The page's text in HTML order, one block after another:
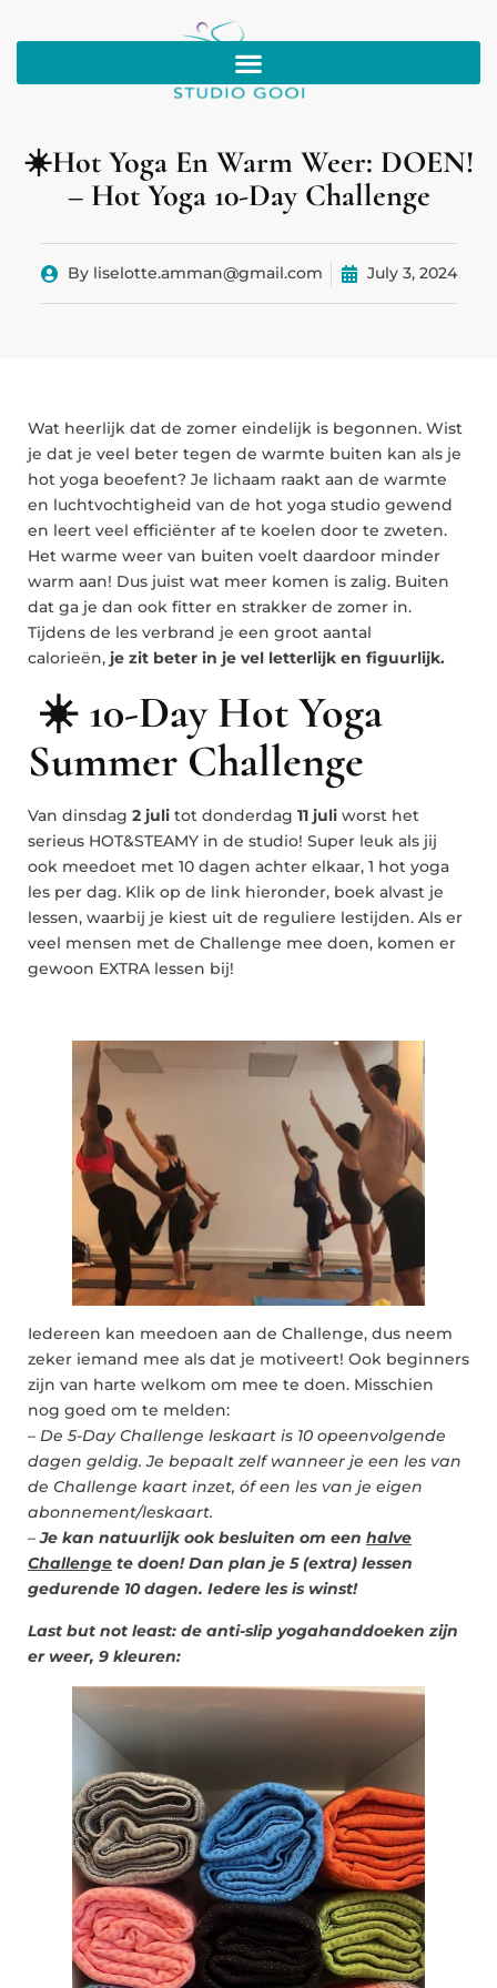
☀️Hot Yoga En Warm Weer: DOEN!
– Hot Yoga 10-Day Challenge
Byliselotte.amman@gmail.com July 3, 2024
Wat heerlijk dat de zomer eindelijk is begonnen. Wist
je dat je veel beter tegen de warmte buiten kan als je
hot yoga beoefent? Je lichaam raakt aan de warmte
en luchtvochtigheid van de hot yoga studio gewend
en leert veel efficiënter af te koelen door te zweten.
Het warme weer van buiten voelt daardoor minder
warm aan! Dus juist wat meer komen is zalig. Buiten
dat ga je dan ook fitter en strakker de zomer in.
Tijdens de les verbrand je een groot aantal
calorieën, je zit beter in je vel letterlijk en figuurlijk.
☀️ 10-Day Hot Yoga
Summer Challenge
Van dinsdag 2 juli tot donderdag 11 juli worst het
serieus HOT&STEAMY in de studio! Super leuk als jij
ook meedoet met 10 dagen achter elkaar, 1 hot yoga
les per dag. Klik op de link hieronder, boek alvast je
lessen, waarbij je kiest uit de reguliere lestijden. Als er
veel mensen met de Challenge mee doen, komen er
gewoon EXTRA lessen bij!
Iedereen kan meedoen aan de Challenge, dus neem
zeker iemand mee als dat je motiveert! Ook beginners
zijn van harte welkom om mee te doen. Misschien
nog goed om te melden:
– De 5-Day Challenge leskaart is 10 opeenvolgende
dagen geldig. Je bepaalt zelf wanneer je een les van
de Challenge kaart inzet, óf een les van je eigen
abonnement/leskaart.
–Je kan natuurlijk ook besluiten om een halve
Challenge te doen! Dan plan je 5 (extra) lessen
gedurende 10 dagen. Iedere les is winst!
Last but not least: de anti-slip yogahanddoeken zijn
er weer, 9 kleuren: